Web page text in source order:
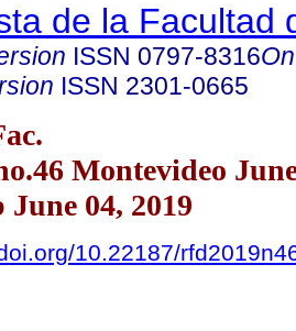
de la Facultad
ISSN 0797-8316
ISSN 2301-0665
Montevideo
04, 2019
10.22187/